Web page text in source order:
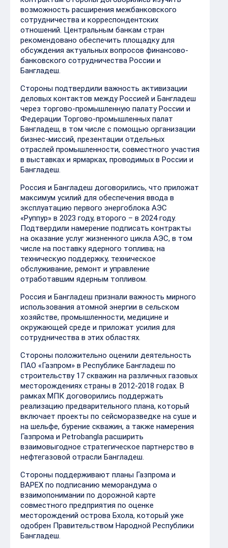
возможность расширения межбанковского
сотрудничества и корреспондентских
отношений. Центральным банкам стран
рекомендовано обеспечить площадку для
обсуждения актуальных вопросов финансово-
банковского сотрудничества России и
Бангладеш.
Стороны подтвердили важность активизации
деловых контактов между Россией и Бангладеш
через торгово-промышленную палату России и
Федерации Торгово-промышленных палат
Бангладеш, в том числе с помощью организации
бизнес-миссий, презентации отдельных
отраслей промышленности, совместного участия
в выставках и ярмарках, проводимых в России и
Бангладеш.
Россия и Бангладеш договорились, что приложат
максимум усилий для обеспечения ввода в
эксплуатацию первого энергоблока АЭС
«Руппур» в 2023 году, второго – в 2024 году.
Подтвердили намерение подписать контракты
на оказание услуг жизненного цикла АЭС, в том
числе на поставку ядерного топлива; на
техническую поддержку, техническое
обслуживание, ремонт и управление
отработавшим ядерным топливом.
Россия и Бангладеш признали важность мирного
использования атомной энергии в сельском
хозяйстве, промышленности, медицине и
окружающей среде и приложат усилия для
сотрудничества в этих областях.
Стороны положительно оценили деятельность
ПАО «Газпром» в Республике Бангладеш по
строительству 17 скважин на различных газовых
месторождениях страны в 2012-2018 годах. В
рамках МПК договорились поддержать
реализацию предварительного плана, который
включает проекты по сейсморазведке на суше и
на шельфе, бурение скважин, а также намерения
Газпрома и Petrobangla расширить
взаимовыгодное стратегическое партнерство в
нефтегазовой отрасли Бангладеш.
Стороны поддерживают планы Газпрома и
BAPEX по подписанию меморандума о
взаимопонимании по дорожной карте
совместного предприятия по оценке
месторождений острова Бхола, который уже
одобрен Правительством Народной Республики
Бангладеш.